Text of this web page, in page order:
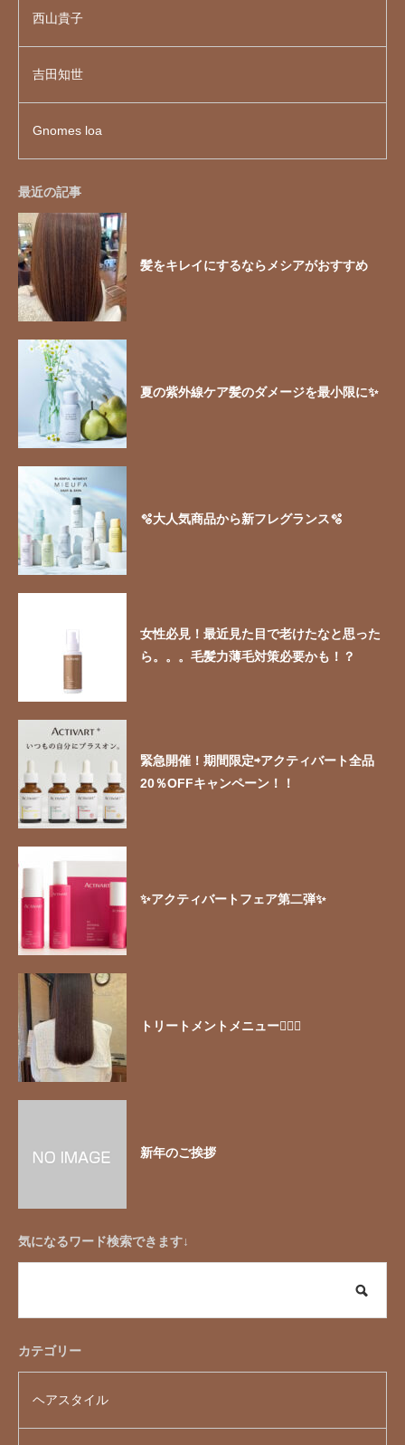
西山貴子
吉田知世
Gnomes loa
最近の記事
髪をキレイにするならメシアがおすすめ
夏の紫外線ケア髪のダメージを最小限に✨
🫧大人気商品から新フレグランス🫧
女性必見！最近見た目で老けたなと思った
ら。。。毛髪力薄毛対策必要かも！？
緊急開催！期間限定⇨アクティバート全品
20％OFFキャンペーン！！
✨アクティバートフェア第二弾✨
トリートメントメニュー🧖🏻‍♀️
新年のご挨拶
気になるワード検索できます↓
カテゴリー
ヘアスタイル